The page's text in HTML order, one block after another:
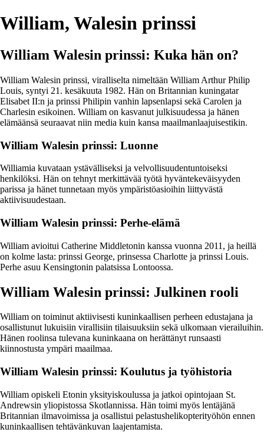
William, Walesin prinssi
William Walesin prinssi: Kuka hän on?
William Walesin prinssi, viralliselta nimeltään William Arthur Philip
Louis, syntyi 21. kesäkuuta 1982. Hän on Britannian kuningatar
Elisabet II:n ja prinssi Philipin vanhin lapsenlapsi sekä Carolen ja
Charlesin esikoinen. William on kasvanut julkisuudessa ja hänen
elämäänsä seuraavat niin media kuin kansa maailmanlaajuisestikin.
William Walesin prinssi: Luonne
Williamia kuvataan ystävälliseksi ja velvollisuudentuntoiseksi
henkilöksi. Hän on tehnyt merkittävää työtä hyväntekeväisyyden
parissa ja hänet tunnetaan myös ympäristöasioihin liittyvästä
aktiivisuudestaan.
William Walesin prinssi: Perhe-elämä
William avioitui Catherine Middletonin kanssa vuonna 2011, ja heillä
on kolme lasta: prinssi George, prinsessa Charlotte ja prinssi Louis.
Perhe asuu Kensingtonin palatsissa Lontoossa.
William Walesin prinssi: Julkinen rooli
William on toiminut aktiivisesti kuninkaallisen perheen edustajana ja
osallistunut lukuisiin virallisiin tilaisuuksiin sekä ulkomaan vierailuihin.
Hänen roolinsa tulevana kuninkaana on herättänyt runsaasti
kiinnostusta ympäri maailmaa.
William Walesin prinssi: Koulutus ja työhistoria
William opiskeli Etonin yksityiskoulussa ja jatkoi opintojaan St.
Andrewsin yliopistossa Skotlannissa. Hän toimi myös lentäjänä
Britannian ilmavoimissa ja osallistui pelastushelikopterityöhön ennen
kuninkaallisen tehtävänkuvan laajentamista.